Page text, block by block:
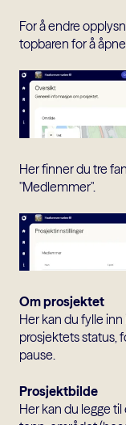
For å endre
topbaren for å
Her finner du tre
"Medlemmer".
Om prosjektet
Her kan du fylle
prosjektets status,
pause.
Prosjektbilde
Her kan du legge